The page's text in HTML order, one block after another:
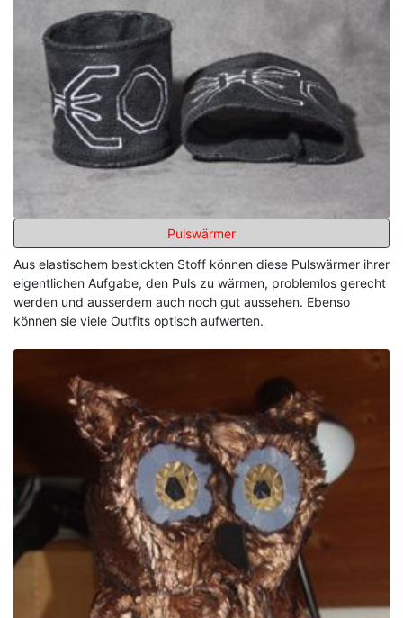
Pulswärmer
Aus elastischem bestickten Stoff können diese Pulswärmer ihrer
eigentlichen Aufgabe, den Puls zu wärmen, problemlos gerecht
werden und ausserdem auch noch gut aussehen. Ebenso
können sie viele Outfits optisch aufwerten.